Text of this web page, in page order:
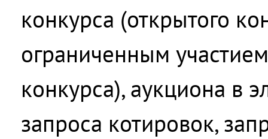
конкурса (открытого
ограниченным
конкурса), аукциона в
запроса котировок,